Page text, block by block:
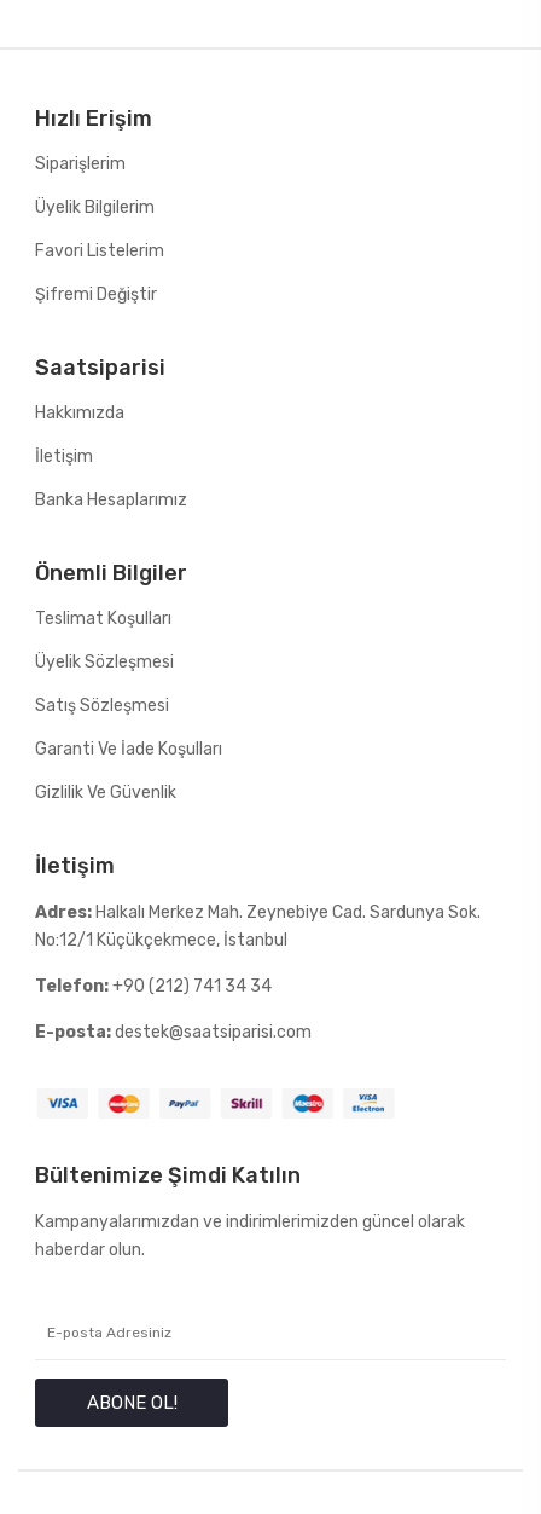
Hızlı Erişim
Siparişlerim
Üyelik Bilgilerim
Favori Listelerim
Şifremi Değiştir
Saatsiparisi
Hakkımızda
İletişim
Banka Hesaplarımız
Önemli Bilgiler
Teslimat Koşulları
Üyelik Sözleşmesi
Satış Sözleşmesi
Garanti Ve İade Koşulları
Gizlilik Ve Güvenlik
İletişim
Adres: Halkalı Merkez Mah. Zeynebiye Cad. Sardunya Sok.
No:12/1 Küçükçekmece, İstanbul
Telefon:+90 (212) 741 34 34
E-posta:destek@saatsiparisi.com
Bültenimize Şimdi Katılın
Kampanyalarımızdan ve indirimlerimizden güncel olarak
haberdar olun.
ABONE OL!